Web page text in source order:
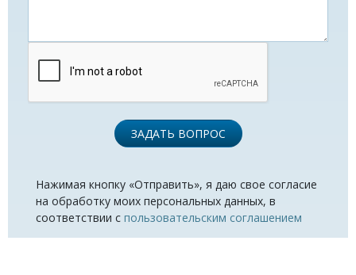
ЗАДАТЬ ВОПРОС
Нажимая кнопку «Отправить», я даю свое согласие
на обработку моих персональных данных, в
соответствии с пользовательским соглашением